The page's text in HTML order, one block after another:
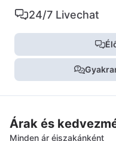
24/7 Livechat
Árak és
Minden ár éjszakánként